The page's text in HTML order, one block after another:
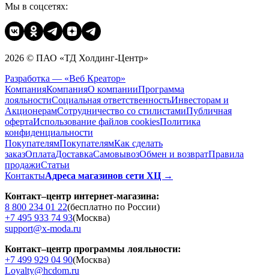
Мы в соцсетях:
2026 © ПАО «ТД Холдинг-Центр»
Разработка — «Веб Креатор»
КомпанияКомпанияО компанииПрограмма
лояльностиСоциальная ответственностьИнвесторам и
АкционерамСотрудничество со стилистамиПубличная
офертаИспользование файлов cookiesПолитика
конфиденциальности
ПокупателямПокупателямКак сделать
заказОплатаДоставкаCамовывозОбмен и возвратПравила
продажиСтатьи
КонтактыАдреса магазинов сети ХЦ →
Контакт–центр интернет-магазина:
8 800 234 01 22(бесплатно по России)
+7 495 933 74 93(Москва)
support@x-moda.ru
Контакт–центр программы лояльности:
+7 499 929 04 90(Москва)
Loyalty@hcdom.ru